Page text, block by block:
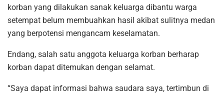
korban yang dilakukan sanak keluarga dibantu warga
setempat belum membuahkan hasil akibat sulitnya medan
yang berpotensi mengancam keselamatan.
Endang, salah satu anggota keluarga korban berharap
korban dapat ditemukan dengan selamat.
“Saya dapat informasi bahwa saudara saya, tertimbun di